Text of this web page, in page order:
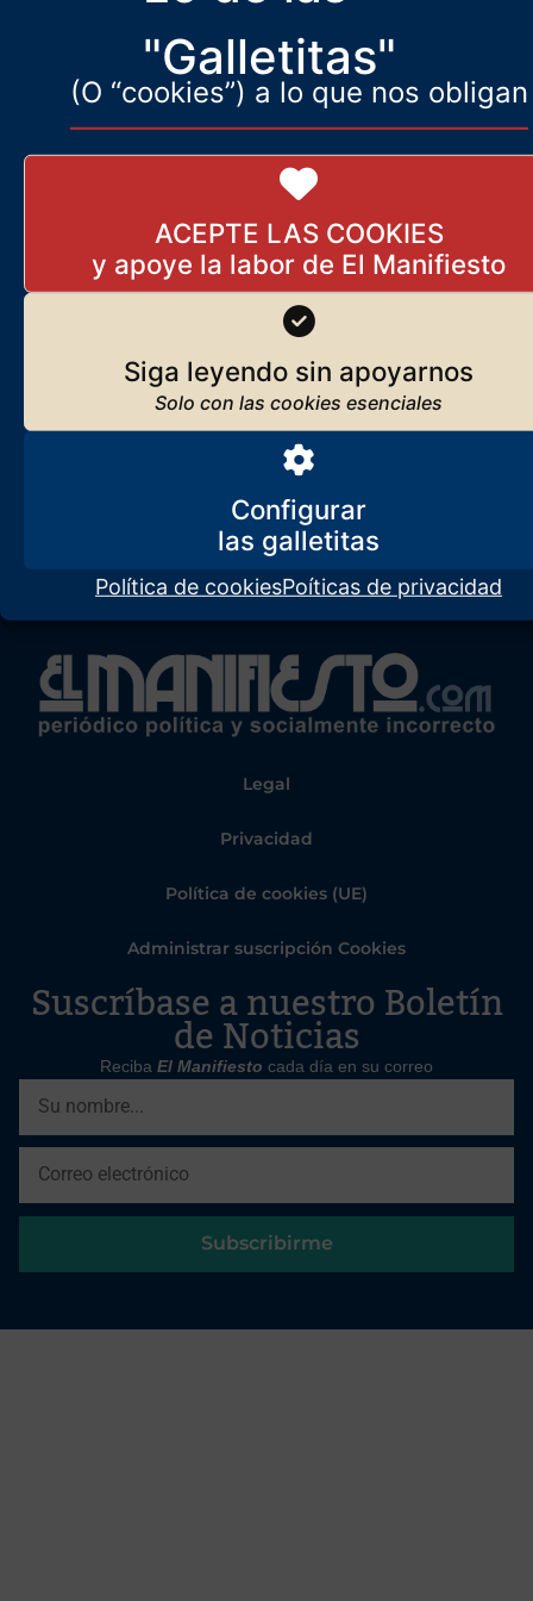
"Galletitas"
(O “cookies”) a lo que nos obligan
ACEPTE LAS COOKIES
Siga leyendo sin apoyarnos
Configurar
Política de cookiesPoíticas de privacidad
Legal
Privacidad
Política de cookies (UE)
Administrar suscripción Cookies
Suscríbase a nuestro Boletín
de Noticias
Reciba El Manifiesto cada día en su correo
Subscribirme